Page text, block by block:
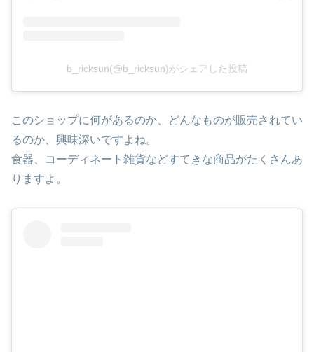
b_ricksun(@b_ricksun)がシェアした投稿
このショップに何があるのか、どんなものが販売されてい
るのか、興味深いですよね。
食器、コーディネート雑貨などすてきな商品がたくさんあ
りますよ。